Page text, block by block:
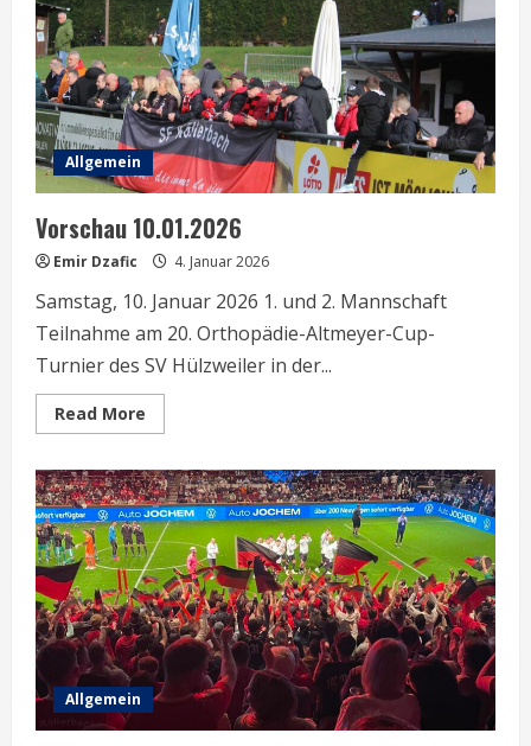
Allgemein
Vorschau 10.01.2026
Emir Dzafic 4. Januar 2026
Samstag, 10. Januar 2026 1. und 2. Mannschaft
Teilnahme am 20. Orthopädie-Altmeyer-Cup-
Turnier des SV Hülzweiler in der...
Read More
more
10.01.2026
Allgemein